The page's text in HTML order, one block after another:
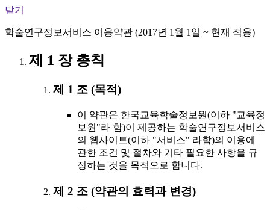
닫기
학술연구정보서비스 이용약관 (2017년 1월 1일 ~ 현재 적용)
제 1 장 총칙
제 1 조 (목적)
이 약관은 한국교육학술정보원(이하 "교육정
보원"라 함)이 제공하는 학술연구정보서비스
의 웹사이트(이하 "서비스" 라함)의 이용에
관한 조건 및 절차와 기타 필요한 사항을 규
정하는 것을 목적으로 합니다.
제 2 조 (약관의 효력과 변경)